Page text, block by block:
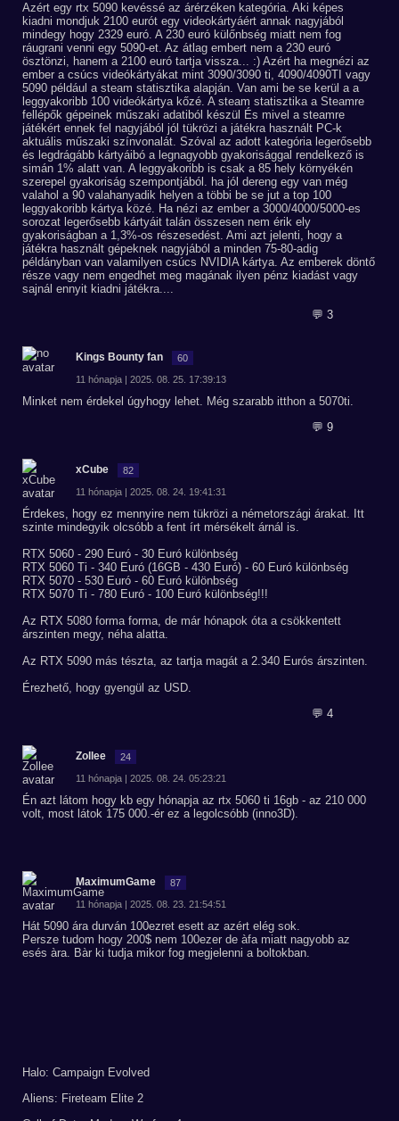
Azért egy rtx 5090 kevéssé az árérzéken kategória. Aki képes
kiadni mondjuk 2100 eurót egy videokártyáért annak nagyjából
mindegy hogy 2329 euró. A 230 euró külőnbség miatt nem fog
ráugrani venni egy 5090-et. Az átlag embert nem a 230 euró
ösztönzi, hanem a 2100 euró tartja vissza... :) Azért ha megnézi az
ember a csúcs videókártyákat mint 3090/3090 ti, 4090/4090TI vagy
5090 például a steam statisztika alapján. Van ami be se kerül a a
leggyakoribb 100 videókártya kőzé. A steam statisztika a Steamre
fellépők gépeinek műszaki adatiból készül És mivel a steamre
játékért ennek fel nagyjából jól tükrözi a játékra használt PC-k
aktuális műszaki színvonalát. Szóval az adott kategória legerősebb
és legdrágább kártyáibó a legnagyobb gyakorisággal rendelkező is
simán 1% alatt van. A leggyakoribb is csak a 85 hely környékén
szerepel gyakoriság szempontjából. ha jól dereng egy van még
valahol a 90 valahanyadik helyen a többi be se jut a top 100
leggyakoribb kártya közé. Ha nézi az ember a 3000/4000/5000-es
sorozat legerősebb kártyáit talán összesen nem érik ely
gyakoriságban a 1,3%-os részesedést. Ami azt jelenti, hogy a
játékra használt gépeknek nagyjából a minden 75-80-adig
példányban van valamilyen csúcs NVIDIA kártya. Az emberek döntő
része vagy nem engedhet meg magának ilyen pénz kiadást vagy
sajnál ennyit kiadni játékra....
💬 3
Kings Bounty fan 60
11 hónapja | 2025. 08. 25. 17:39:13
Minket nem érdekel úgyhogy lehet. Még szarabb itthon a 5070ti.
💬 9
xCube 82
11 hónapja | 2025. 08. 24. 19:41:31
Érdekes, hogy ez mennyire nem tükrözi a németországi árakat. Itt
szinte mindegyik olcsóbb a fent írt mérsékelt árnál is.
RTX 5060 - 290 Euró - 30 Euró különbség
RTX 5060 Ti - 340 Euró (16GB - 430 Euró) - 60 Euró különbség
RTX 5070 - 530 Euró - 60 Euró különbség
RTX 5070 Ti - 780 Euró - 100 Euró különbség!!!
Az RTX 5080 forma forma, de már hónapok óta a csökkentett
árszinten megy, néha alatta.
Az RTX 5090 más tészta, az tartja magát a 2.340 Eurós árszinten.
Érezhető, hogy gyengül az USD.
💬 4
Zollee 24
11 hónapja | 2025. 08. 24. 05:23:21
Én azt látom hogy kb egy hónapja az rtx 5060 ti 16gb - az 210 000
volt, most látok 175 000.-ér ez a legolcsóbb (inno3D).
MaximumGame 87
11 hónapja | 2025. 08. 23. 21:54:51
Hát 5090 ára durván 100ezret esett az azért elég sok.
Persze tudom hogy 200$ nem 100ezer de àfa miatt nagyobb az
esés àra. Bàr ki tudja mikor fog megjelenni a boltokban.
Halo: Campaign Evolved
Aliens: Fireteam Elite 2